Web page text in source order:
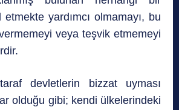
yardımcı olmamayı, bu
veya teşvik etmemeyi
devletlerin bizzat uyması
olduğu gibi; kendi ülkelerindeki